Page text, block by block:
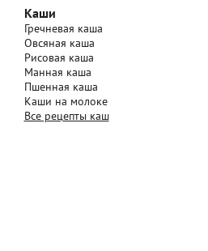
Каши
Гречневая каша
Овсяная каша
Рисовая каша
Манная каша
Пшенная каша
Каши на молоке
Все рецепты каш